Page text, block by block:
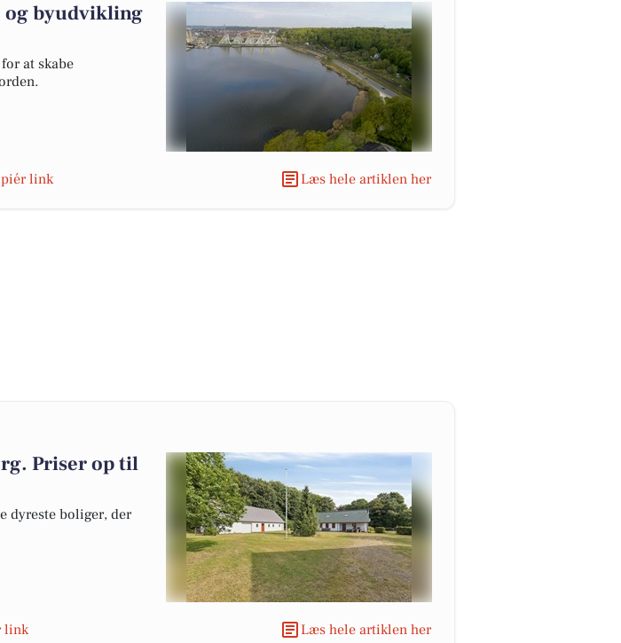
og byudvikling
at skabe
link Læs hele artiklen her
Priser op til
dyreste boliger, der
link Læs hele artiklen her